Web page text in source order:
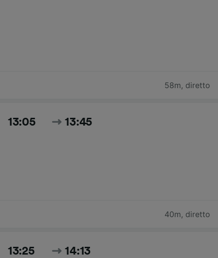
58m, diretto
13:05 13:45
40m, diretto
13:25 14:13